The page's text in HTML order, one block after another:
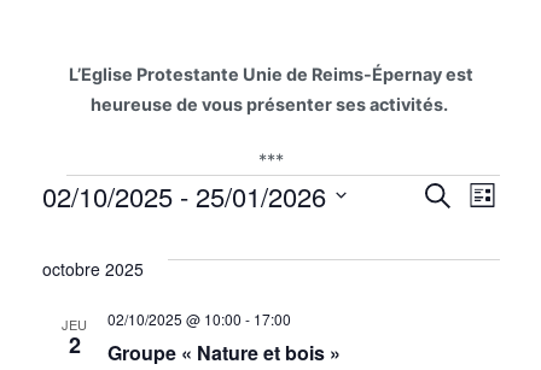
L’Eglise Protestante Unie de Reims-Épernay est
heureuse de vous présenter ses activités.
***
Évènements
et
Recherche
de
Liste
02/10/2025 - 25/01/2026
une
octobre 2025
JEU
2 Groupe « Nature et bois »
02/10/2025 @ 10:00 - 17:00